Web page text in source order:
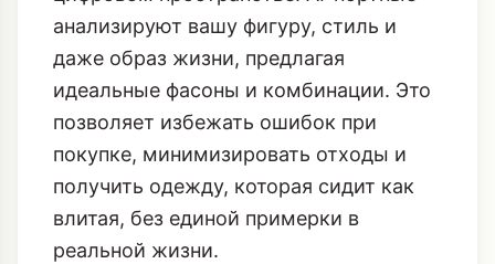
анализируют вашу фигуру, стиль и
даже образ жизни, предлагая
идеальные фасоны и комбинации. Это
позволяет избежать ошибок при
покупке, минимизировать отходы и
получить одежду, которая сидит как
влитая, без единой примерки в
реальной жизни.